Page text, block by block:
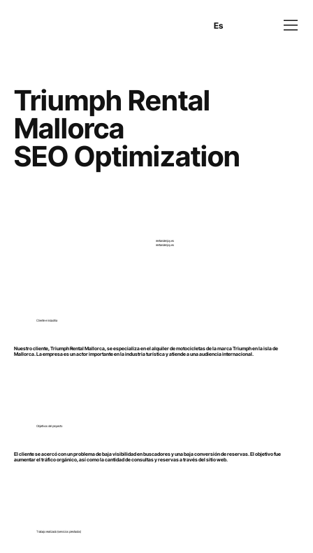
Es
Triumph Rental
Mallorca
SEO Optimization
rentandenjoy.es
rentandenjoy.es
Cliente e industria
Nuestro cliente, Triumph Rental Mallorca, se especializa en el alquiler de motocicletas de la marca Triumph en la isla de
Mallorca. La empresa es un actor importante en la industria turística y atiende a una audiencia internacional.
Objetivos del proyecto
El cliente se acercó con un problema de baja visibilidad en buscadores y una baja conversión de reservas. El objetivo fue
aumentar el tráfico orgánico, así como la cantidad de consultas y reservas a través del sitio web.
Trabajo realizado (servicios prestados)